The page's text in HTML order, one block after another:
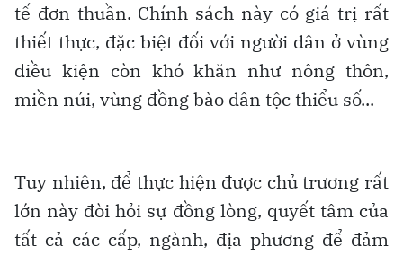
tế đơn thuần. Chính sách này có giá trị rất
thiết thực, đặc biệt đối với người dân ở vùng
điều kiện còn khó khăn như nông thôn,
miền núi, vùng đồng bào dân tộc thiểu số...
Tuy nhiên, để thực hiện được chủ trương rất
lớn này đòi hỏi sự đồng lòng, quyết tâm của
tất cả các cấp, ngành, địa phương để đảm